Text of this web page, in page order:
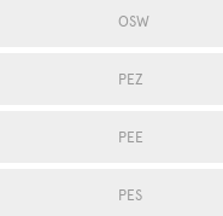
OSW
PEZ
PEE
PES